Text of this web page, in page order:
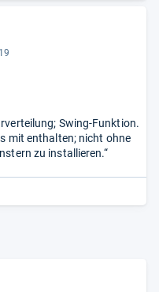
Swing-Funktion.
mit enthalten; nicht ohne
zu installieren.“